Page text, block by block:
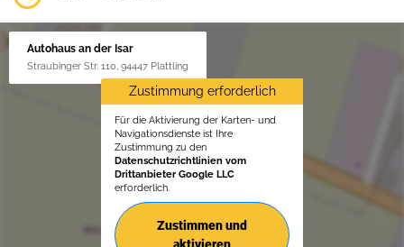
Autohaus an der Isar
Straubinger Str. 110, 94447 Plattling
Zustimmung erforderlich
Für die Aktivierung der Karten- und
Navigationsdienste ist Ihre
Zustimmung zu den
Datenschutzrichtlinien vom
Drittanbieter Google LLC
erforderlich.
Zustimmen und